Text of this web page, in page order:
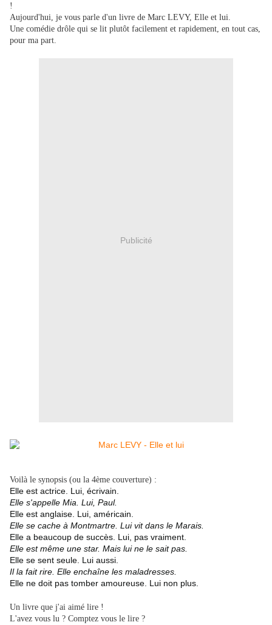
!
Aujourd'hui, je vous parle d'un livre de Marc LEVY, Elle et lui.
Une comédie drôle qui se lit plutôt facilement et rapidement, en tout cas,
pour ma part.
Publicité
Voilà le synopsis (ou la 4ème couverture) :
Elle est actrice. Lui, écrivain.
Elle s'appelle Mia. Lui, Paul.
Elle est anglaise. Lui, américain.
Elle se cache à Montmartre. Lui vit dans le Marais.
Elle a beaucoup de succès. Lui, pas vraiment.
Elle est même une star. Mais lui ne le sait pas.
Elle se sent seule. Lui aussi.
Il la fait rire. Elle enchaîne les maladresses.
Elle ne doit pas tomber amoureuse. Lui non plus.
Un livre que j'ai aimé lire !
L'avez vous lu ? Comptez vous le lire ?